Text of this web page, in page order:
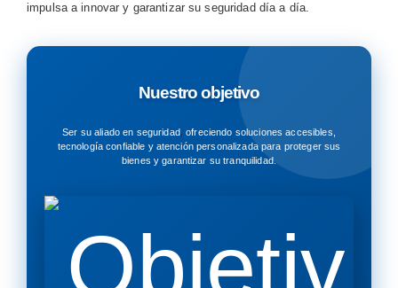
impulsa a innovar y garantizar su seguridad día a día.
Nuestro objetivo
Ser su aliado en seguridad, ofreciendo soluciones accesibles,
tecnología confiable y atención personalizada para proteger sus
bienes y garantizar su tranquilidad.